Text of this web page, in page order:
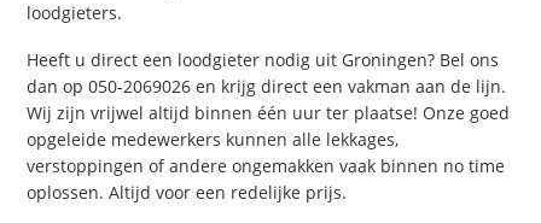
loodgieters.
Heeft u direct een loodgieter nodig uit Groningen? Bel ons
dan op 050-2069026 en krijg direct een vakman aan de lijn.
Wij zijn vrijwel altijd binnen één uur ter plaatse! Onze goed
opgeleide medewerkers kunnen alle lekkages,
verstoppingen of andere ongemakken vaak binnen no time
oplossen. Altijd voor een redelijke prijs.